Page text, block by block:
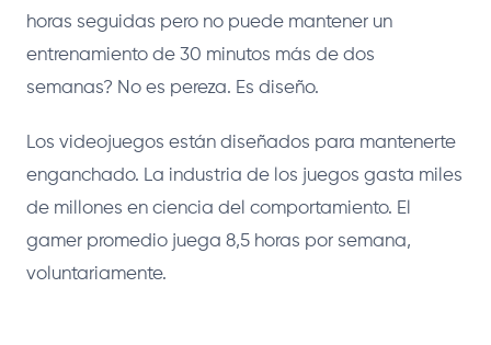
horas seguidas pero no puede mantener un
entrenamiento de 30 minutos más de dos
semanas? No es pereza. Es diseño.
Los videojuegos están diseñados para mantenerte
enganchado. La industria de los juegos gasta miles
de millones en ciencia del comportamiento. El
gamer promedio juega 8,5 horas por semana,
voluntariamente.